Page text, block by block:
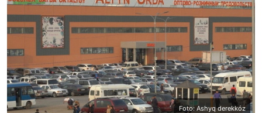
Foto: Ashyq derekkóz